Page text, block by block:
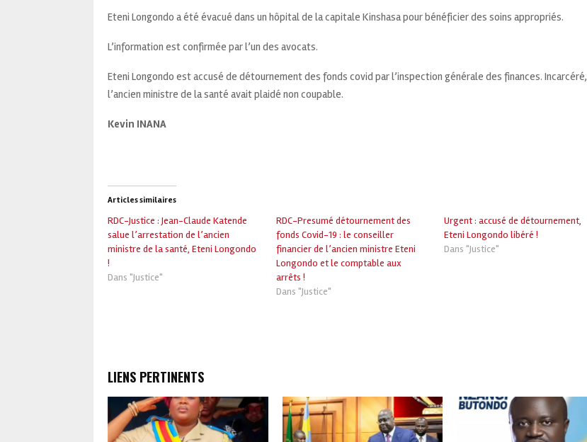
Eteni Longondo a été évacué dans un hôpital de la capitale Kinshasa pour bénéficier des soins appropriés.
L’information est confirmée par l’un des avocats.
Eteni Longondo est accusé de détournement des fonds covid par l’inspection générale des finances. Incarcéré,
l’ancien ministre de la santé avait plaidé non coupable.
Kevin INANA
Articles similaires
RDC-Justice : Jean-Claude Katende
salue l’arrestation de l’ancien
ministre de la santé, Eteni Longondo
!
Dans "Justice"
RDC-Presumé détournement des
fonds Covid-19 : le conseiller
financier de l’ancien ministre Eteni
Longondo et le comptable aux
arrêts !
Dans "Justice"
Urgent : accusé de détournement,
Eteni Longondo libéré !
Dans "Justice"
LIENS PERTINENTS